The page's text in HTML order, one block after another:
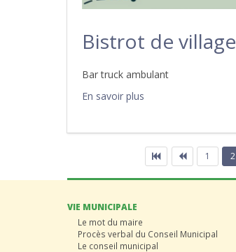
Bistrot de village
Bar truck ambulant
En savoir plus
1 2
VIE MUNICIPALE
Le mot du maire
Procès verbal du Conseil Municipal
Le conseil municipal